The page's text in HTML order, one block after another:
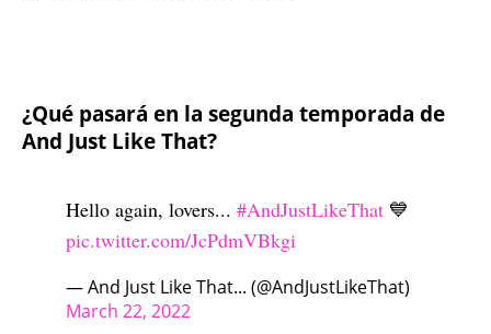
¿Qué pasará en la segunda temporada de
And Just Like That?
Hello again, lovers... #AndJustLikeThat 💙
pic.twitter.com/JcPdmVBkgi
— And Just Like That... (@AndJustLikeThat)
March 22, 2022